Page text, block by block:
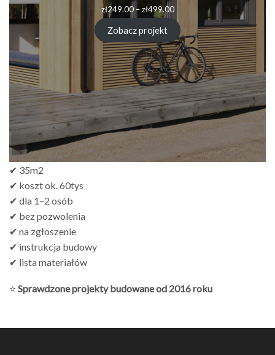
zł249.00 – zł499.00Zakres
od
zł249.00
do
zł499.00
Zobacz projekt
✔ 35m2
✔ koszt ok. 60tys
✔ dla 1–2 osób
✔ bez pozwolenia
✔ na zgłoszenie
✔ instrukcja budowy
✔ lista materiałów
⭐ Sprawdzone projekty budowane od 2016 roku